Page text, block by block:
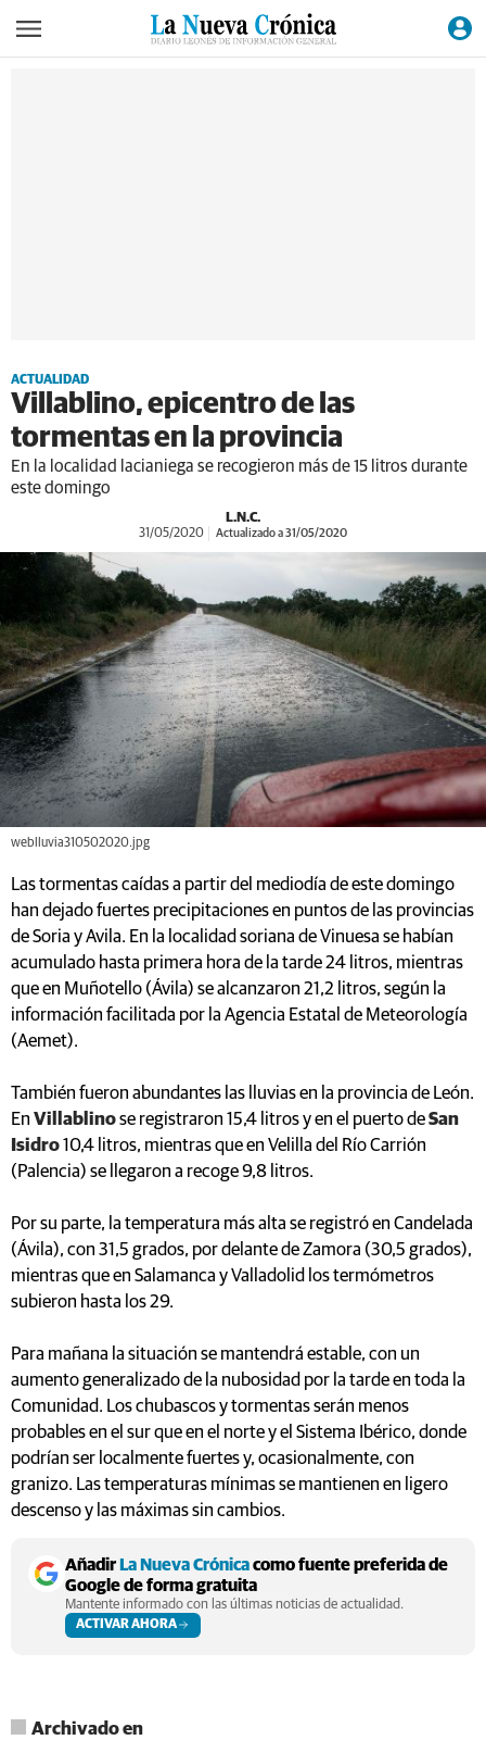
ACTUALIDAD
Villablino, epicentro de las
tormentas en la provincia
En la localidad lacianiega se recogieron más de 15 litros durante
este domingo
L.N.C.
31/05/2020 Actualizado a 31/05/2020
weblluvia310502020.jpg
Las tormentas caídas a partir del mediodía de este domingo
han dejado fuertes precipitaciones en puntos de las provincias
de Soria y Avila. En la localidad soriana de Vinuesa se habían
acumulado hasta primera hora de la tarde 24 litros, mientras
que en Muñotello (Ávila) se alcanzaron 21,2 litros, según la
información facilitada por la Agencia Estatal de Meteorología
(Aemet).
También fueron abundantes las lluvias en la provincia de León.
En Villablinose registraron 15,4 litros y en el puerto deSan
Isidro10,4 litros, mientras que en Velilla del Río Carrión
(Palencia) se llegaron a recoge 9,8 litros.
Por su parte, la temperatura más alta se registró en Candelada
(Ávila), con 31,5 grados, por delante de Zamora (30,5 grados),
mientras que en Salamanca y Valladolid los termómetros
subieron hasta los 29.
Para mañana la situación se mantendrá estable, con un
aumento generalizado de la nubosidad por la tarde en toda la
Comunidad. Los chubascos y tormentas serán menos
probables en el sur que en el norte y el Sistema Ibérico, donde
podrían ser localmente fuertes y, ocasionalmente, con
granizo. Las temperaturas mínimas se mantienen en ligero
descenso y las máximas sin cambios.
AñadirLa Nueva Crónicacomo fuente preferida de
Google de forma gratuita
Mantente informado con las últimas noticias de actualidad.
ACTIVAR AHORA
Archivado en